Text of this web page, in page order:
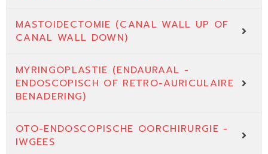
MASTOIDECTOMIE (CANAL WALL UP OF
CANAL WALL DOWN)
MYRINGOPLASTIE (ENDAURAAL -
ENDOSCOPISCH OF RETRO-AURICULAIRE
BENADERING)
OTO-ENDOSCOPISCHE OORCHIRURGIE -
IWGEES